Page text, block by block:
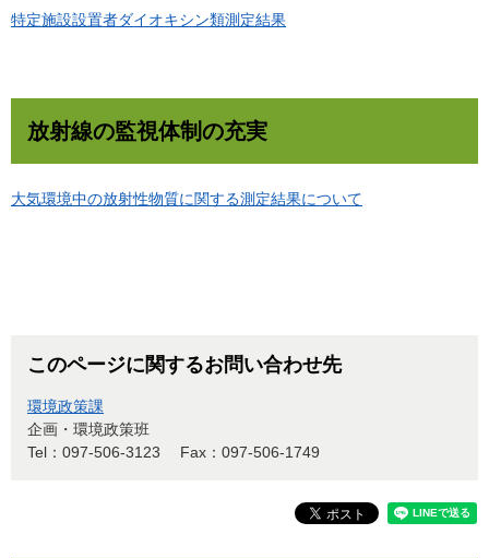
特定施設設置者ダイオキシン類測定結果
放射線の監視体制の充実
大気環境中の放射性物質に関する測定結果について
このページに関するお問い合わせ先
環境政策課
企画・環境政策班
Tel：097-506-3123
Fax：097-506-1749